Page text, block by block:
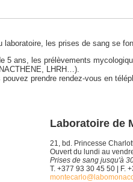
laboratoire, les prises de sang se
5 ans, les prélèvements
LHRH…).
prendre rendez-vous en
Laboratoire de
21, bd. Princesse
Ouvert du lundi au
Prises de sang jusqu'à
T. +377 93 30 45 50 | F.